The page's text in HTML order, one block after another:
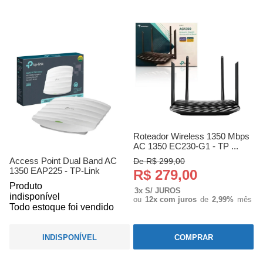
Access Point Dual Band AC
1350 EAP225 - TP-Link
Produto
indisponível
Todo estoque foi vendido
INDISPONÍVEL
Roteador Wireless 1350 Mbps
AC 1350 EC230-G1 - TP ...
De R$ 299,00
R$ 279,00
3x S/ JUROS
ou 12x com juros de 2,99% mês
COMPRAR